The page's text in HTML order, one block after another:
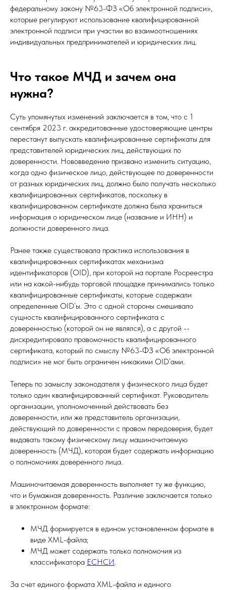
федеральному закону №63-ФЗ «Об электронной подписи»,
которые регулируют использование квалифицированной
электронной подписи при участии во взаимоотношениях
индивидуальных предпринимателей и юридических лиц.
Что такое МЧД и зачем она
нужна?
Суть упомянутых изменений заключается в том, что с 1
сентября 2023 г. аккредитованные удостоверяющие центры
перестанут выпускать квалифицированные сертификаты для
представителей юридических лиц, действующих по
доверенности. Нововведение призвано изменить ситуацию,
когда одно физическое лицо, действующее по доверенности
от разных юридических лиц, должно было получать несколько
квалифицированных сертификатов, поскольку в
квалифицированном сертификате должна была храниться
информация о юридическом лице (название и ИНН) и
должности доверенного лица.
Ранее также существовала практика использования в
квалифицированных сертификатах механизма
идентификаторов (OID), при которой на портале Росреестра
или на какой-нибудь торговой площадке принимались только
квалифицированные сертификаты, которые содержали
определенные OID’ы. Это с одной стороны смешивало
сущность квалифицированного сертификата с
доверенностью (которой он не являлся), а с другой --
дискредитировало правомочность квалифицированного
сертификата, который по смыслу №63-ФЗ «Об электронной
подписи» не мог быть ограничен никакими OID’ами.
Теперь по замыслу законодателя у физического лица будет
только один квалифицированный сертификат. Руководитель
организации, уполномоченный действовать без
доверенности, или же представитель организации,
действующий по доверенности с правом передоверия, будет
выдавать такому физическому лицу машиночитаемую
доверенность (МЧД), которая будет содержать информацию
о полномочиях доверенного лица.
Машиночитаемая доверенность выполняет ту же функцию,
что и бумажная доверенность. Различие заключается только
в электронном формате:
МЧД формируется в едином установленном формате в
виде XML-файла;
МЧД может содержать только полномочия из
классификатора ЕСНСИ.
За счет единого формата XML-файла и единого